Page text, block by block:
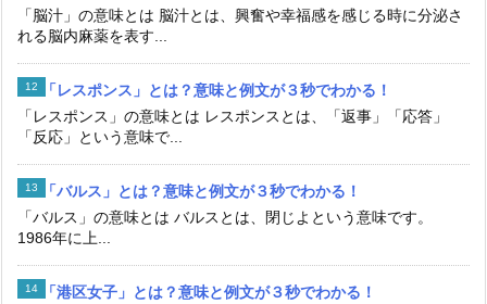
「脳汁」の意味とは 脳汁とは、興奮や幸福感を感じる時に分泌さ
れる脳内麻薬を表す...
「レスポンス」とは？意味と例文が３秒でわかる！
「レスポンス」の意味とは レスポンスとは、「返事」「応答」
「反応」という意味で...
「バルス」とは？意味と例文が３秒でわかる！
「バルス」の意味とは バルスとは、閉じよという意味です。
1986年に上...
「港区女子」とは？意味と例文が３秒でわかる！